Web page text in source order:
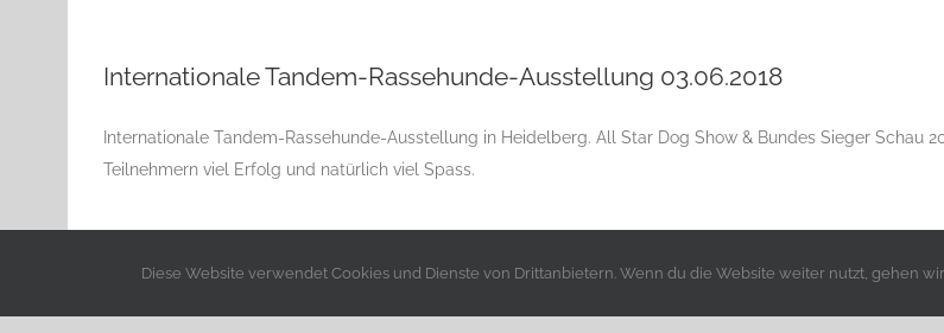
Internationale Tandem-Rassehunde-
Internationale Tandem-Rassehunde-Ausstellung 03.06.2018
Internationale Tandem-Rassehunde-Ausstellung in Heidelberg. All Star Dog Show & Bundes Sieger Schau
Teilnehmern viel Erfolg und natürlich viel Spass.
Diese Website verwendet Cookies und Dienste von Drittanbietern. Wenn du die Website weiter nutzt, gehen